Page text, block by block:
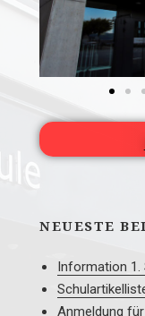
NEUESTE
Information 1.
Anmeldung